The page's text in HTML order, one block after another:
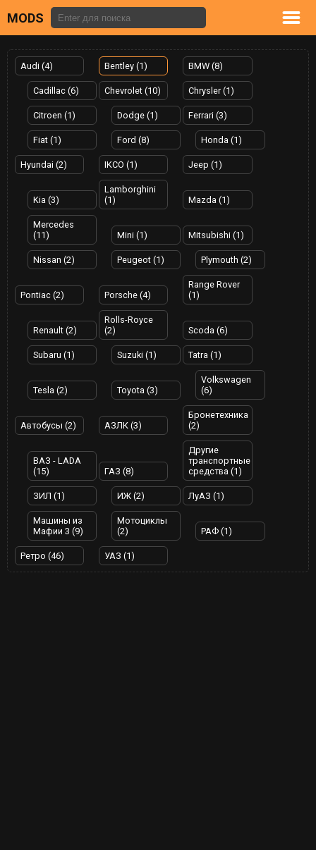
MODS
Audi (4) Bentley (1) BMW (8)
Cadillac (6) Chevrolet (10) Chrysler (1)
Citroen (1) Dodge (1) Ferrari (3)
Fiat (1) Ford (8) Honda (1)
Hyundai (2) IKCO (1) Jeep (1)
Kia (3)
Lamborghini
(1)
Mazda (1)
Mercedes
(11)
Mini (1) Mitsubishi (1)
Nissan (2) Peugeot (1) Plymouth (2)
Pontiac (2) Porsche (4)
Range Rover
(1)
Renault (2)
Rolls-Royce
(2)
Scoda (6)
Subaru (1) Suzuki (1) Tatra (1)
Tesla (2) Toyota (3)
Volkswagen
(6)
Автобусы (2) АЗЛК (3)
Бронетехника
(2)
ВАЗ - LADA
(15)
ГАЗ (8)
Другие
транспортные
средства (1)
ЗИЛ (1) ИЖ (2) ЛуАЗ (1)
Машины из
Мафии 3 (9)
Мотоциклы
(2)
РАФ (1)
Ретро (46) УАЗ (1)